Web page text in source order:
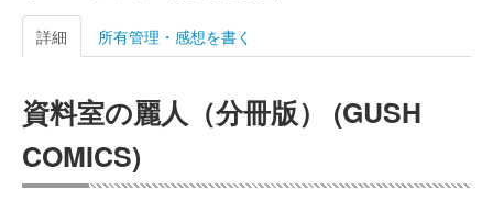
ログイン
購入管理
Myシェルフ
詳細 所有管理・感想を書く
資料室の麗人（分冊版） (GUSH
COMICS)